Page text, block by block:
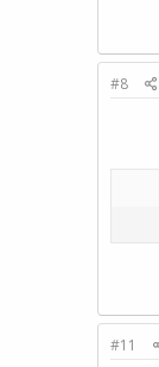
#8
#11